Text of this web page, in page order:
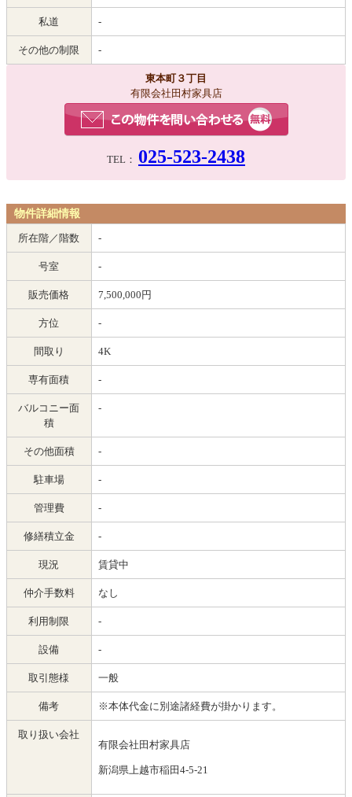
私道 -
その他の制限 -
東本町３丁目
有限会社田村家具店
TEL： 025-523-2438
物件詳細情報
所在階／階数 -
号室 -
販売価格 7,500,000円
方位 -
間取り 4K
専有面積 -
バルコニー面
積
-
その他面積 -
駐車場 -
管理費 -
修繕積立金 -
現況 賃貸中
仲介手数料 なし
利用制限 -
設備 -
取引態様 一般
備考 ※本体代金に別途諸経費が掛かります。
取り扱い会社
有限会社田村家具店
新潟県上越市稲田4-5-21